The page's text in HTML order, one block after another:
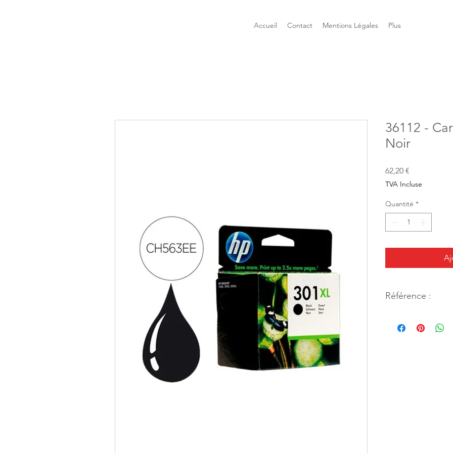
Accueil Contact Mentions Légales Plus
36112 -
Noir
62,20 €
TVA Incluse
Quantité *
Référence :